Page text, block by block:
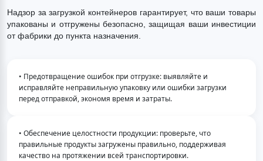
Надзор за загрузкой контейнеров гарантирует, что ваши товары
упакованы и отгружены безопасно, защищая ваши инвестиции
от фабрики до пункта назначения.
• Предотвращение ошибок при отгрузке: выявляйте и
исправляйте неправильную упаковку или ошибки загрузки
перед отправкой, экономя время и затраты.
• Обеспечение целостности продукции: проверьте, что
правильные продукты загружены правильно, поддерживая
качество на протяжении всей транспортировки.